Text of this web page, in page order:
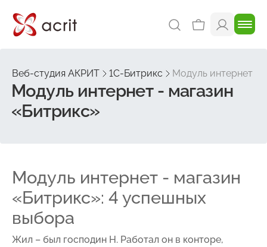
Веб-студия АКРИТ 1С-Битрикс Модуль интернет -
Модуль интернет - магазин
«Битрикс»
Модуль интернет - магазин
«Битрикс»: 4 успешных
выбора
Жил – был господин Н. Работал он в конторе,